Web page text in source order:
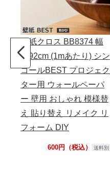
壁紙クロス BB8374 幅
約92cm (1mあたり) シン
コールBEST プロジェク
ター用 ウォールペーパ
ー 壁用 おしゃれ 模様替
え 貼り替え リメイク リ
フォーム DIY
600円（税込） 送料別